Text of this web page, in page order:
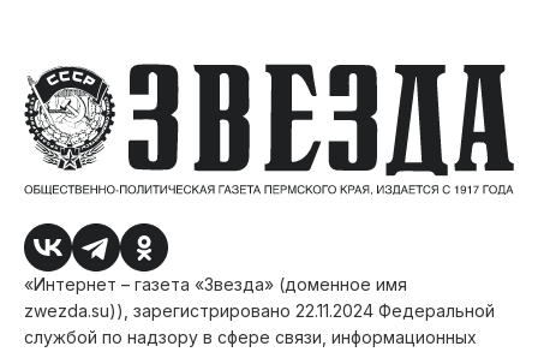
«Интернет – газета «Звезда» (доменное имя
zwezda.su)), зарегистрировано 22.11.2024 Федеральной
службой по надзору в сфере связи, информационных